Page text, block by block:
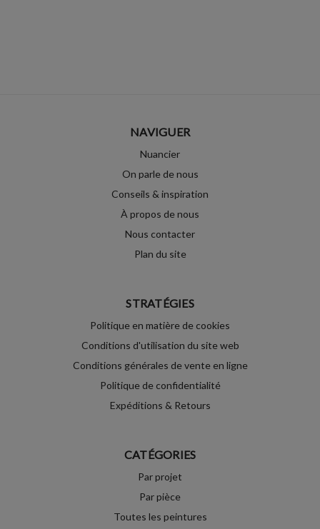
NAVIGUER
Nuancier
On parle de nous
Conseils & inspiration
À propos de nous
Nous contacter
Plan du site
STRATÉGIES
Politique en matière de cookies
Conditions d'utilisation du site web
Conditions générales de vente en ligne
Politique de confidentialité
Expéditions & Retours
CATÉGORIES
Par projet
Par pièce
Toutes les peintures